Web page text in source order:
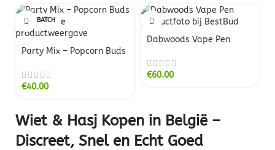
NEW BATCH
Party Mix – Popcorn Buds
€40.00
Dabwoods Vape Pen
€60.00
Wiet & Hasj Kopen in België –
Discreet, Snel en Echt Goed